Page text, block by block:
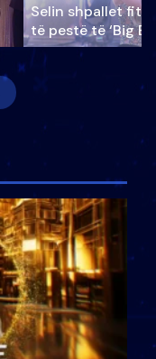
Selin shpallet
të pestë të ‘Big